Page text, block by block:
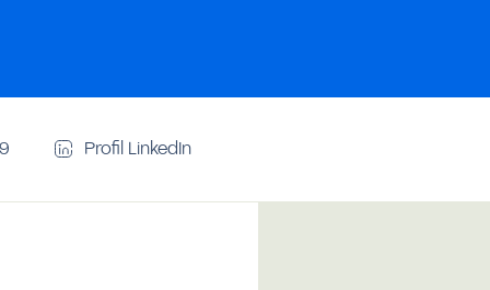
Profil LinkedIn